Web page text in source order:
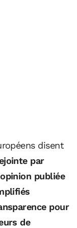
disent
par
publiée
pour
de